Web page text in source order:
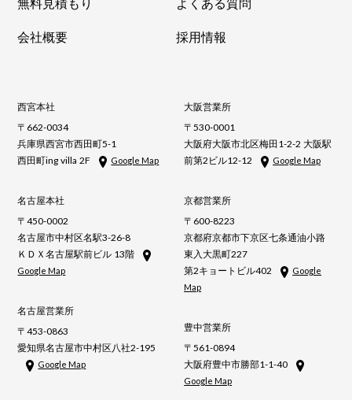
会社概要
採用情報
西宮本社
〒662-0034
兵庫県西宮市西田町5-1
西田町ing villa 2F
Google Map
名古屋本社
〒450-0002
名古屋市中村区名駅3-26-8
ＫＤＸ名古屋駅前ビル 13階
Google Map
名古屋営業所
〒453-0863
愛知県名古屋市中村区八社2-195
Google Map
大阪営業所
〒530-0001
大阪府大阪市北区梅田1-2-2 大阪駅
前第2ビル12-12
Google Map
京都営業所
〒600-8223
京都府京都市下京区七条通油小路
東入大黒町227
第2キョートビル402
Google
Map
豊中営業所
〒561-0894
大阪府豊中市勝部1-1-40
Google Map